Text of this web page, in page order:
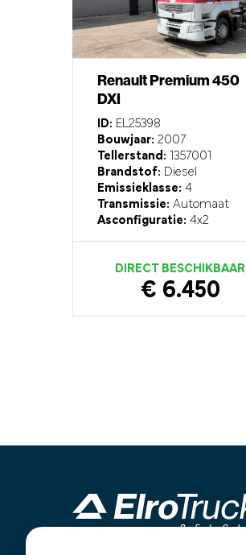
Renault Premium 450
DXI
ID: EL25398
Bouwjaar: 2007
Tellerstand: 1357001
Brandstof: Diesel
Emissieklasse: 4
Transmissie: Automaat
Asconfiguratie: 4x2
DIRECT BESCHIKBAAR
€ 6.450